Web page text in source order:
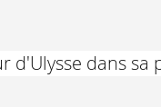
d'Ulysse dans